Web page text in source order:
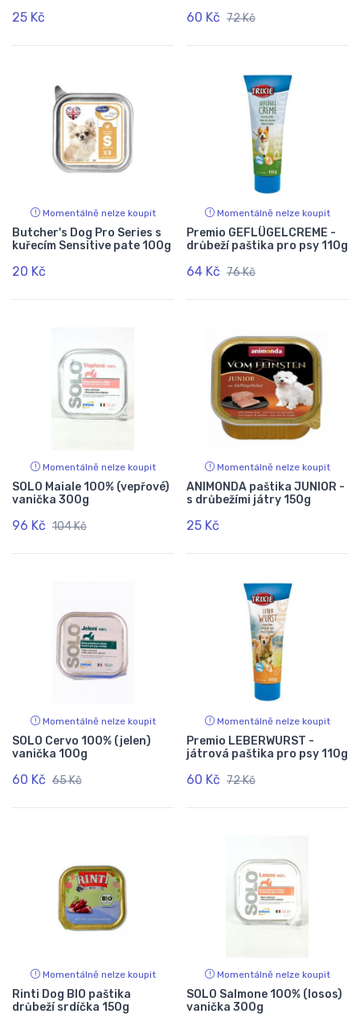
25 Kč 60 Kč 72 Kč
Momentálně nelze koupit
Butcher's Dog Pro Series s
kuřecím Sensitive pate 100g
20 Kč
Momentálně nelze koupit
Premio GEFLÜGELCREME -
drůbeží paštika pro psy 110g
64 Kč 76 Kč
Momentálně nelze koupit
SOLO Maiale 100% (vepřové)
vanička 300g
96 Kč 104 Kč
Momentálně nelze koupit
ANIMONDA paštika JUNIOR -
s drůbežími játry 150g
25 Kč
Momentálně nelze koupit
SOLO Cervo 100% (jelen)
vanička 100g
60 Kč 65 Kč
Momentálně nelze koupit
Premio LEBERWURST -
játrová paštika pro psy 110g
60 Kč 72 Kč
Momentálně nelze koupit
Rinti Dog BIO paštika
drůbeží srdíčka 150g
Momentálně nelze koupit
SOLO Salmone 100% (losos)
vanička 300g